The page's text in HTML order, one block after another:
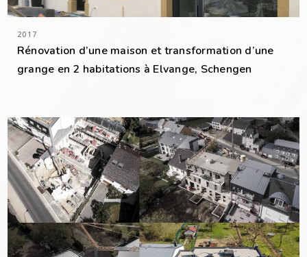
2017
Rénovation d’une maison et transformation d’une
grange en 2 habitations à Elvange, Schengen